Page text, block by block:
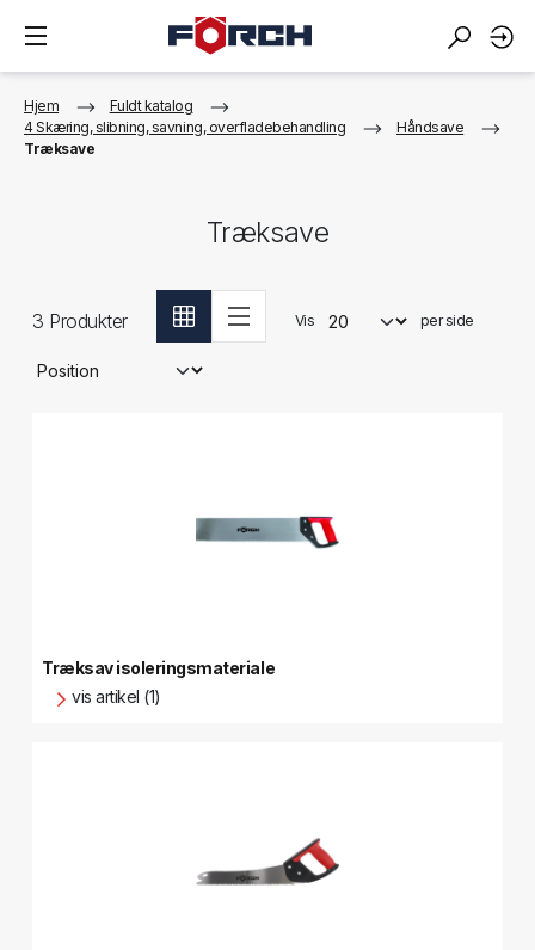
Hjem
Fuldt katalog
4 Skæring, slibning, savning, overfladebehandling
Håndsave
Træksave
Træksave
3 Produkter Vis per side
Træksav isoleringsmateriale
vis artikel (1)